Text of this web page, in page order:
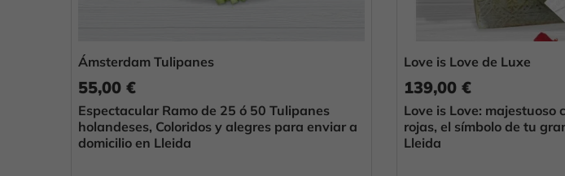
Ámsterdam Tulipanes
55,00 €
Espectacular Ramo de 25 ó 50 Tulipanes
holandeses, Coloridos y alegres para enviar a
domicilio en Lleida
Love is Love de Luxe
139,00 €
Love is Love: majestuoso
rojas, el símbolo de tu
Lleida